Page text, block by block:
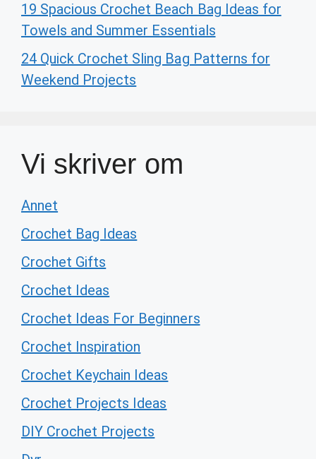
19 Spacious Crochet Beach Bag Ideas for
Towels and Summer Essentials
24 Quick Crochet Sling Bag Patterns for
Weekend Projects
Vi skriver om
Annet
Crochet Bag Ideas
Crochet Gifts
Crochet Ideas
Crochet Ideas For Beginners
Crochet Inspiration
Crochet Keychain Ideas
Crochet Projects Ideas
DIY Crochet Projects